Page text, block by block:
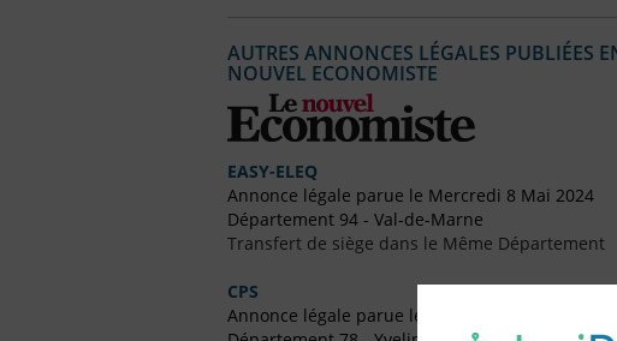
AUTRES ANNONCES LÉGALES PUBLIÉES
NOUVEL ECONOMISTE
EASY-ELEQ
Annonce légale parue le Mercredi 8 Mai 2024
Département 94 - Val-de-Marne
Transfert de siège dans le Même Département
CPS
Annonce légale parue le Mercredi 12 Octobre